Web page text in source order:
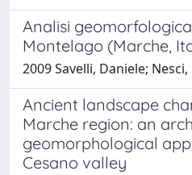
Analisi
Montelago (Marche,
2009 Savelli, Daniele;
Ancient landscape
Marche region: an
geomorphological
Cesano valley